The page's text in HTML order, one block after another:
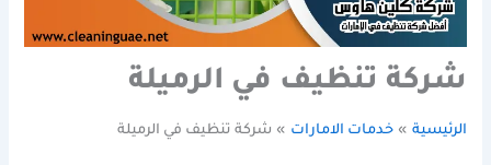
شركة تنظيف في الرميلة
الرئيسية خدمات الامارات شركة تنظيف في الرميلة